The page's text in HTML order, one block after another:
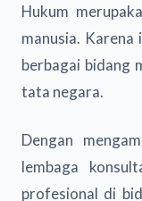
Hukum
manusia.
berbagai bidang
tata negara.
Dengan
lembaga
profesional di